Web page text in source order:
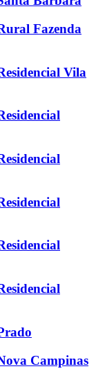
Fazenda
Vila
Campinas